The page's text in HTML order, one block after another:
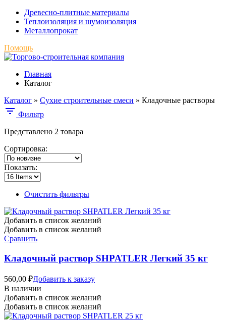
Древесно-плитные материалы
Теплоизоляция и шумоизоляция
Металлопрокат
Помощь
Главная
Каталог
Каталог » Сухие строительные смеси » Кладочные растворы
Фильтр
Представлено 2 товара
Сортировка:
Показать:
Очистить фильтры
Добавить в список желаний
Добавить в список желаний
Сравнить
Кладочный раствор SHPATLER Легкий 35 кг
560,00 ₽Добавить к заказу
В наличии
Добавить в список желаний
Добавить в список желаний